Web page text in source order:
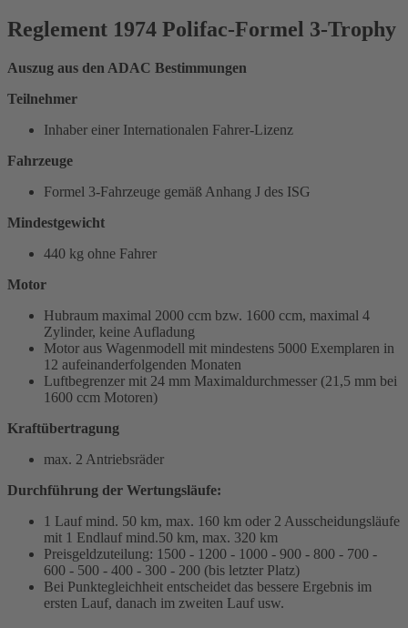
Reglement 1974 Polifac-Formel 3-Trophy
Auszug aus den ADAC Bestimmungen
Teilnehmer
Inhaber einer Internationalen Fahrer-Lizenz
Fahrzeuge
Formel 3-Fahrzeuge gemäß Anhang J des ISG
Mindestgewicht
440 kg ohne Fahrer
Motor
Hubraum maximal 2000 ccm bzw. 1600 ccm, maximal 4
Zylinder, keine Aufladung
Motor aus Wagenmodell mit mindestens 5000 Exemplaren in
12 aufeinanderfolgenden Monaten
Luftbegrenzer mit 24 mm Maximaldurchmesser (21,5 mm bei
1600 ccm Motoren)
Kraftübertragung
max. 2 Antriebsräder
Durchführung der Wertungsläufe:
1 Lauf mind. 50 km, max. 160 km oder 2 Ausscheidungsläufe
mit 1 Endlauf mind.50 km, max. 320 km
Preisgeldzuteilung: 1500 - 1200 - 1000 - 900 - 800 - 700 -
600 - 500 - 400 - 300 - 200 (bis letzter Platz)
Bei Punktegleichheit entscheidet das bessere Ergebnis im
ersten Lauf, danach im zweiten Lauf usw.